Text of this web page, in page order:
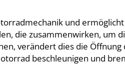
und
die zusammenwirken, um
verändert dies die
beschleunigen und